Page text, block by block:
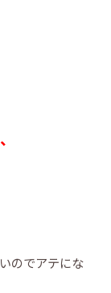
のでアテにな